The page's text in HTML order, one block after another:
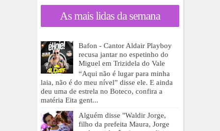
As mais lidas da semana
Bafon - Cantor Aldair Playboy
recusa jantar no espetinho do
Miguel em Trizidela do Vale
“Aqui não é lugar para minha
laia, não é do meu nível” disse ele. E ainda
deu uma de estrela no Boteco, confira a
matéria Eita gent...
Alguém disse "Waldir Jorge,
filho da prefeita Maura, Jorge